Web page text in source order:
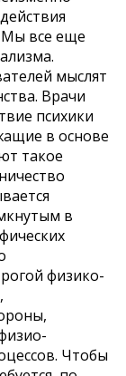
Мы все еще
мыслят
Врачи
психики
в основе
такое
в
физико-
Чтобы